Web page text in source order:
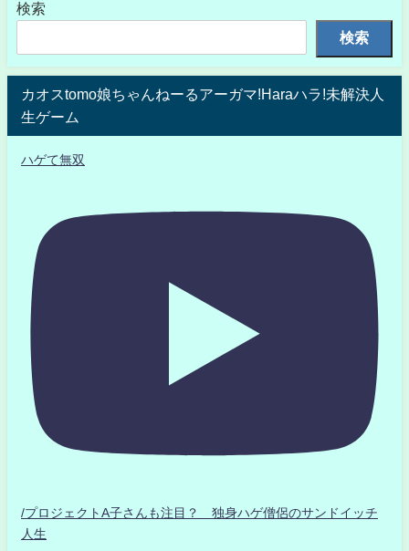
検索
検索
カオスtomo娘ちゃんねーるアーガマ!Haraハラ!未解決人
生ゲーム
ハゲて無双
/プロジェクトA子さんも注目？ 独身ハゲ僧侶のサンドイッチ
人生